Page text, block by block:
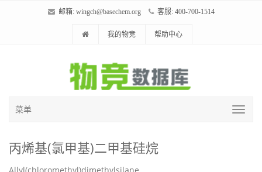
邮箱: wingch@basechem.org 客服: 400-700-1514
我的物竞 帮助中心
菜单
丙烯基(氯甲基)二甲基硅烷